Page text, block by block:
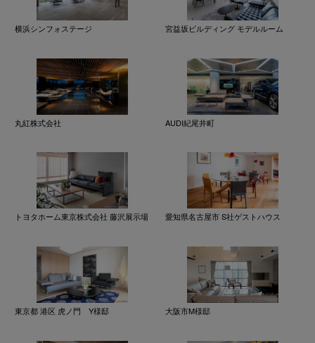
横浜シンフォステージ 宮益坂ビルディング モデルルーム
丸紅株式会社 AUDI紀尾井町
トヨタホーム東京株式会社 藤沢展示場 愛知県名古屋市 S社ゲストハウス
東京都 港区 虎ノ門 Y様邸 大阪市M様邸